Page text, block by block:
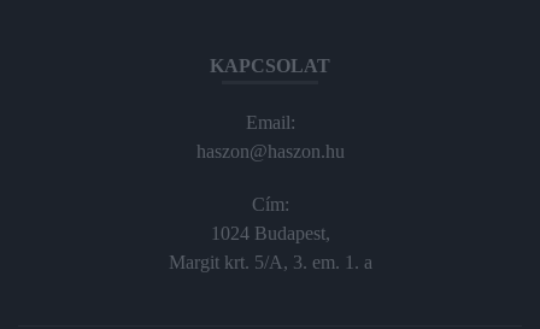
KAPCSOLAT
Email:
haszon@haszon.hu
Cím:
1024 Budapest,
Margit krt. 5/A, 3. em. 1. a